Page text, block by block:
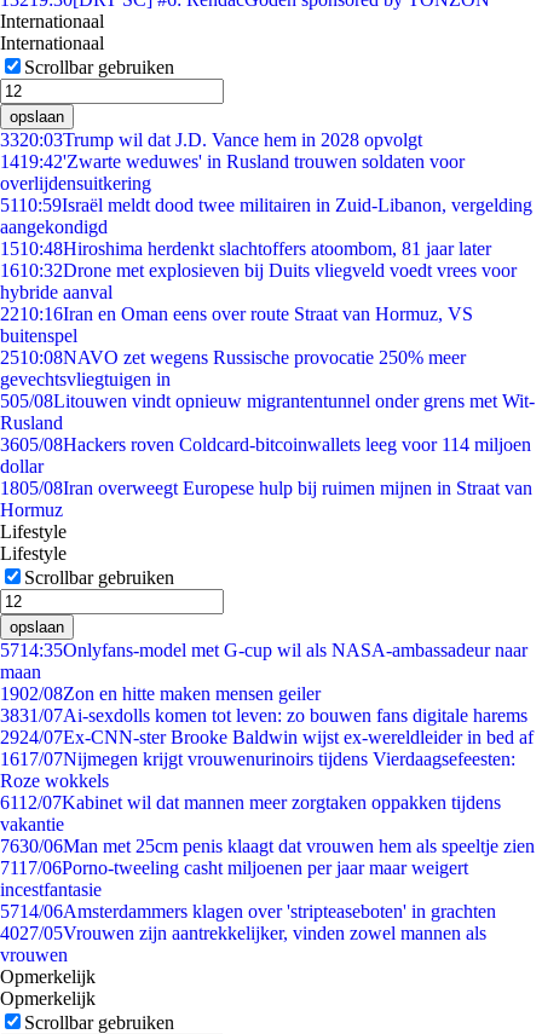
Internationaal
Internationaal
Scrollbar gebruiken
opslaan
3320:03Trump wil dat J.D. Vance hem in 2028 opvolgt
1419:42'Zwarte weduwes' in Rusland trouwen soldaten voor
overlijdensuitkering
5110:59Israël meldt dood twee militairen in Zuid-Libanon, vergelding
aangekondigd
1510:48Hiroshima herdenkt slachtoffers atoombom, 81 jaar later
1610:32Drone met explosieven bij Duits vliegveld voedt vrees voor
hybride aanval
2210:16Iran en Oman eens over route Straat van Hormuz, VS
buitenspel
2510:08NAVO zet wegens Russische provocatie 250% meer
gevechtsvliegtuigen in
505/08Litouwen vindt opnieuw migrantentunnel onder grens met Wit-
Rusland
3605/08Hackers roven Coldcard-bitcoinwallets leeg voor 114 miljoen
dollar
1805/08Iran overweegt Europese hulp bij ruimen mijnen in Straat van
Hormuz
Lifestyle
Lifestyle
Scrollbar gebruiken
opslaan
5714:35Onlyfans-model met G-cup wil als NASA-ambassadeur naar
maan
1902/08Zon en hitte maken mensen geiler
3831/07Ai-sexdolls komen tot leven: zo bouwen fans digitale harems
2924/07Ex-CNN-ster Brooke Baldwin wijst ex-wereldleider in bed af
1617/07Nijmegen krijgt vrouwenurinoirs tijdens Vierdaagsefeesten:
Roze wokkels
6112/07Kabinet wil dat mannen meer zorgtaken oppakken tijdens
vakantie
7630/06Man met 25cm penis klaagt dat vrouwen hem als speeltje zien
7117/06Porno-tweeling casht miljoenen per jaar maar weigert
incestfantasie
5714/06Amsterdammers klagen over 'stripteaseboten' in grachten
4027/05Vrouwen zijn aantrekkelijker, vinden zowel mannen als
vrouwen
Opmerkelijk
Opmerkelijk
Scrollbar gebruiken